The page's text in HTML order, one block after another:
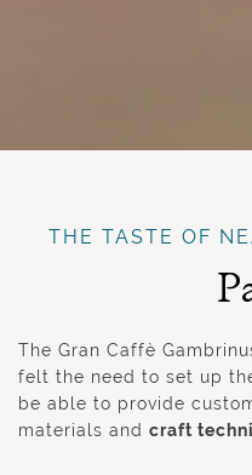
THE TASTE OF
The Gran Caffè
felt the need to set up
be able to provide
materials and craft